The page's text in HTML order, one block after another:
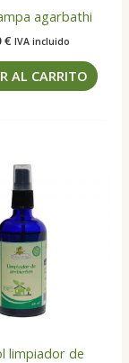
agarbathi
€ IVA incluido
AL CARRITO
limpiador de